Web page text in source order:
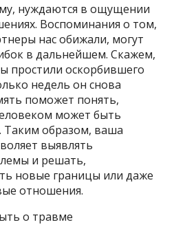
нуждаются в ощущении
Воспоминания о том,
нас обижали, могут
в дальнейшем. Скажем,
простили оскорбившего
недель он снова
поможет понять,
может быть
Таким образом, ваша
выявлять
и решать,
новые границы или даже
отношения.
о травме